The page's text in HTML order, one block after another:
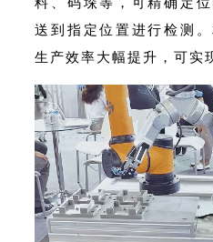
送到指定位置进行检测
生产效率大幅提升，可实